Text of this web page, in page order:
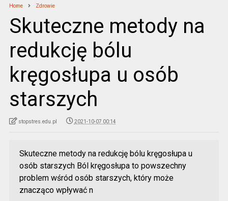
Home Zdrowie
Skuteczne metody na
redukcję bólu
kręgosłupa u osób
starszych
stopstres.edu.pl 2021-10-07 00:14
Skuteczne metody na redukcję bólu kręgosłupa u
osób starszych Ból kręgosłupa to powszechny
problem wśród osób starszych, który może
znacząco wpływać n